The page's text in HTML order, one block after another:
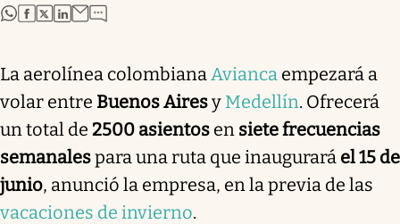
abre en nueva pestaña
abre en nueva pestaña
abre en nueva pestaña
abre en nueva pestaña
La aerolínea colombianaAvianca empezará a
volar entre Buenos Airesy Medellín. Ofrecerá
un total de 2500 asientos en siete frecuencias
semanalespara una ruta que inaugurará el 15 de
junio, anunció la empresa, en la previa de las
vacaciones de invierno.